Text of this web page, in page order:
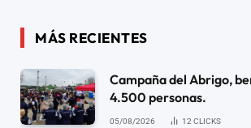
MÁS RECIENTES
Campaña del Abrigo,
4.500 personas.
05/08/2026 12 CLICKS